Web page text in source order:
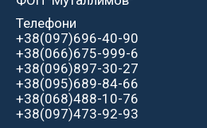
Телефони
+38(097)696-40-90
+38(066)675-999-6
+38(096)897-30-27
+38(095)689-84-66
+38(068)488-10-76
+38(097)473-92-93